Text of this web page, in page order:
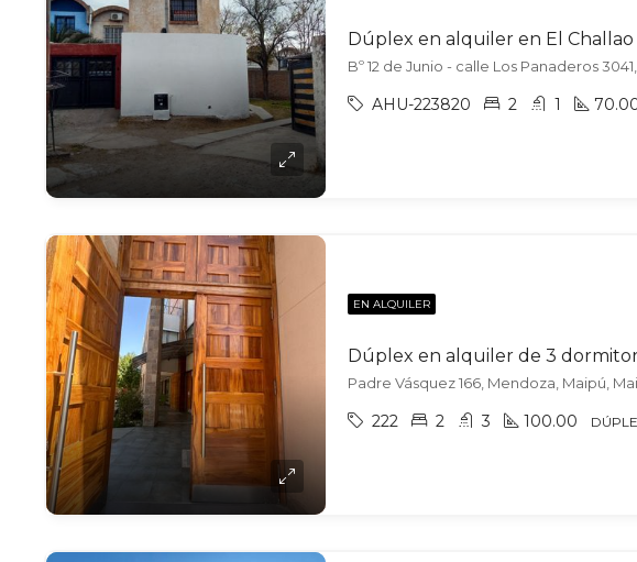
Dúplex en alquiler en El Challao
Bº 12 de Junio - calle Los Panaderos
AHU-223820 2 1
EN ALQUILER
Padre Vásquez 166, Mendoza, Maipú,
222 2 3 100.00